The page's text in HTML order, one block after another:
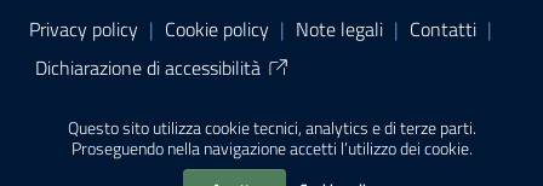
Questo sito utilizza cookie tecnici, analytics e di terze parti.
Proseguendo nella navigazione accetti l’utilizzo dei cookie.
Sezione Link Utili
Privacy policy | Cookie policy | Note legali | Contatti |
Dichiarazione di accessibilità
PA di AgID
| Realizzato con WordPress
da